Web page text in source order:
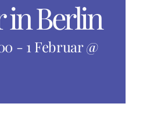
in Berlin
- 1 Februar @